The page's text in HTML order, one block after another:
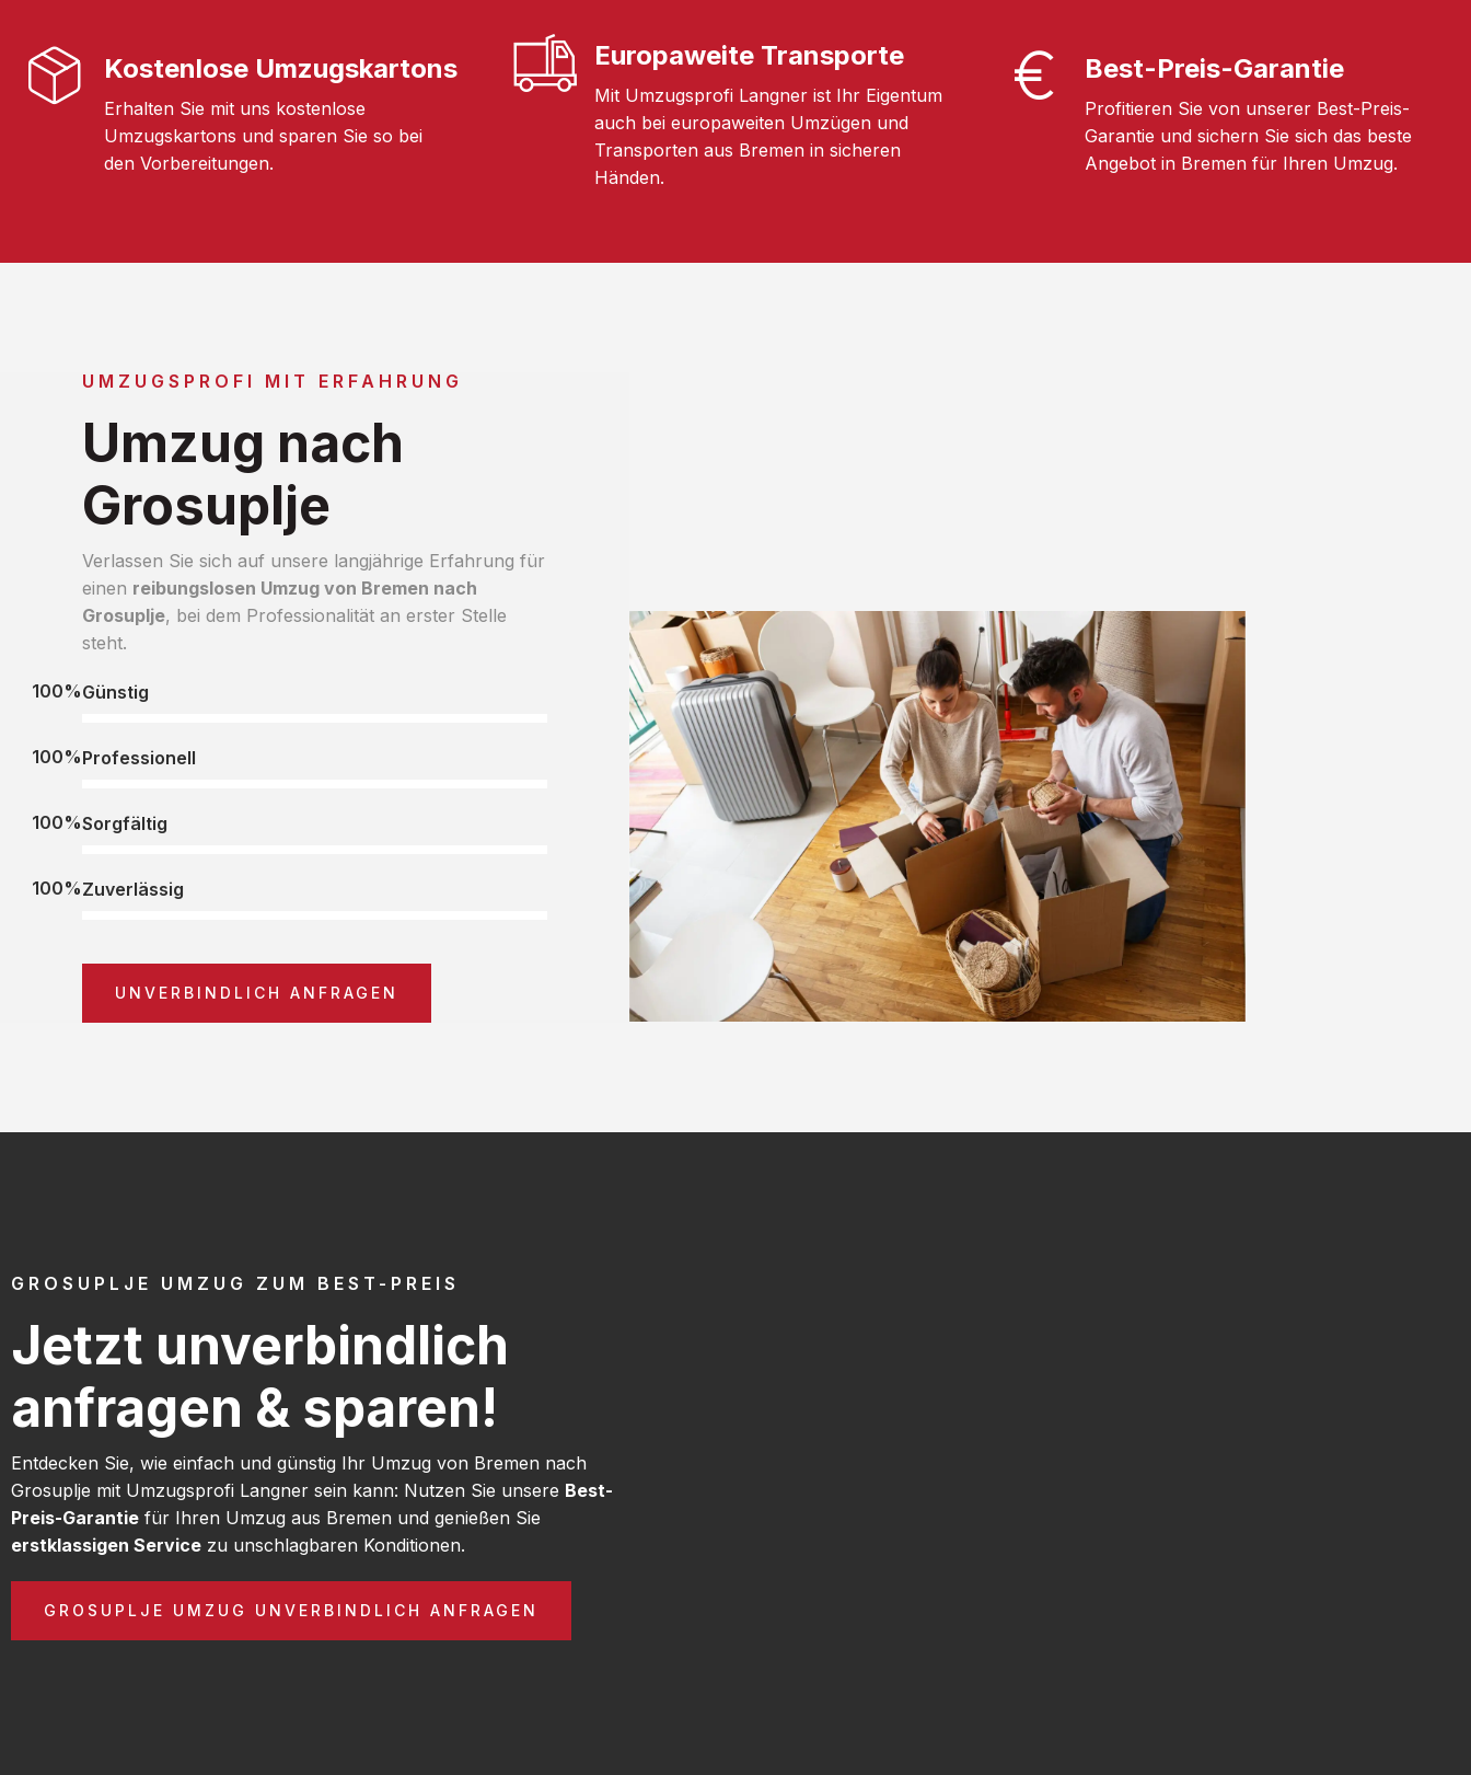
Kostenlose Umzugskartons
Erhalten Sie mit uns kostenlose
Umzugskartons und sparen Sie so bei
den Vorbereitungen.
Europaweite Transporte
Mit Umzugsprofi Langner ist Ihr Eigentum
auch bei europaweiten Umzügen und
Transporten aus Bremen in sicheren
Händen.
Best-Preis-Garantie
Profitieren Sie von unserer Best-Preis-
Garantie und sichern Sie sich das beste
Angebot in Bremen für Ihren Umzug.
UMZUGSPROFI MIT ERFAHRUNG
Umzug nach
Grosuplje
Verlassen Sie sich auf unsere langjährige Erfahrung für
einen reibungslosen Umzug von Bremen nach
Grosuplje, bei dem Professionalität an erster Stelle
steht.
Günstig
100%
Professionell
100%
Sorgfältig
100%
Zuverlässig
100%
UNVERBINDLICH ANFRAGEN
GROSUPLJE UMZUG ZUM BEST-PREIS
Jetzt unverbindlich
anfragen & sparen!
Entdecken Sie, wie einfach und günstig Ihr Umzug von Bremen nach
Grosuplje mit Umzugsprofi Langner sein kann: Nutzen Sie unsere Best-
Preis-Garantie für Ihren Umzug aus Bremen und genießen Sie
erstklassigen Service zu unschlagbaren Konditionen.
GROSUPLJE UMZUG UNVERBINDLICH ANFRAGEN